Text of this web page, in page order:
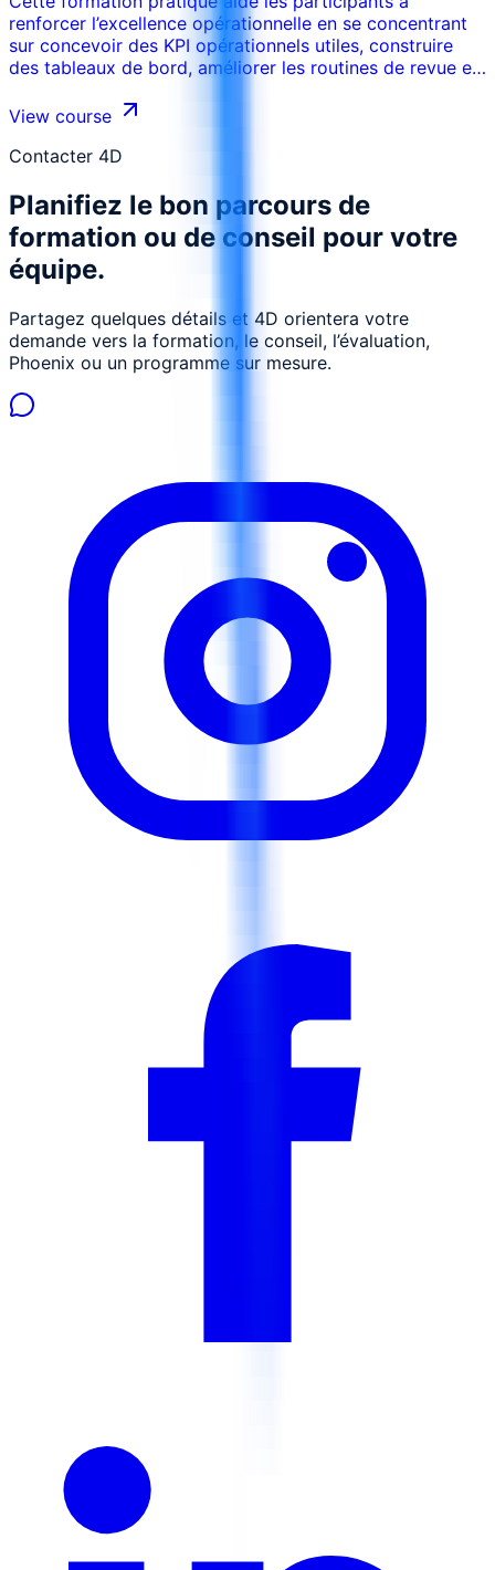
de la chaîne de valeur Cartographier l'état actuel et
l'état futur de la chaîne de valeur Identifier les
gaspillages, les retards et les activités sans valeur
ajoutée Utiliser la VSM pour aligner les projets
changements en fonction de l'impact et de la faisabilité,
renforcer l’excellence opérationnelle en se concentrant
sur concevoir des KPI opérationnels utiles, construire
des tableaux de bord, améliorer les routines de revue et
programme relie les outils d’amélioration aux routines de
actions terrain afin d’obtenir des gains mesurables.
View course
Contacter 4D
Planifiez le bon parcours de
formation ou de conseil pour votre
équipe.
Partagez quelques détails et 4D orientera votre
demande vers la formation, le conseil, l’évaluation,
Phoenix ou un programme sur mesure.